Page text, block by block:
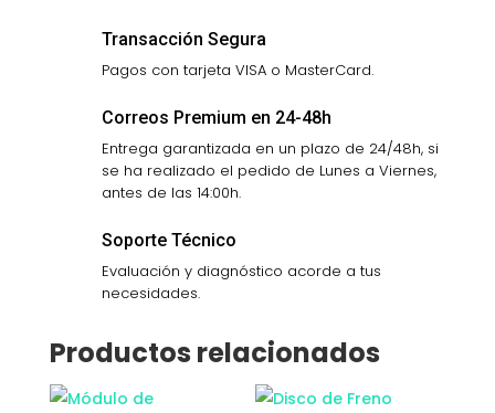
cantidad
Transacción Segura
Pagos con tarjeta VISA o MasterCard.
Correos Premium en 24-48h
Entrega garantizada en un plazo de 24/48h, si
se ha realizado el pedido de Lunes a Viernes,
antes de las 14:00h.
Soporte Técnico
Evaluación y diagnóstico acorde a tus
necesidades.
Productos relacionados